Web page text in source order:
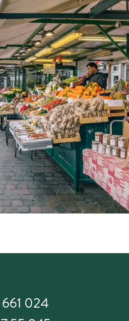
024